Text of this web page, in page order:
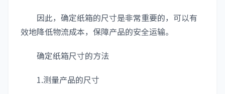
因此，确定纸箱的尺寸是非常重要的，可以有
效地降低物流成本，保障产品的安全运输。
确定纸箱尺寸的方法
1.测量产品的尺寸